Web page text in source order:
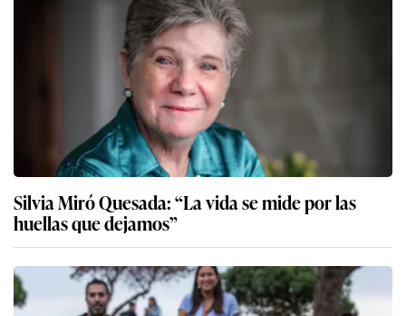
Silvia Miró Quesada: “La vida se mide por las
huellas que dejamos”